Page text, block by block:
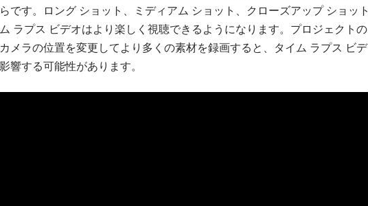
です。ロング ショット、ミディアム ショット、クローズアップ ショット
ラプス ビデオはより楽しく視聴できるようになります。プロジェクトの
メラの位置を変更してより多くの素材を録画すると、タイム ラプス ビデ
響する可能性があります。